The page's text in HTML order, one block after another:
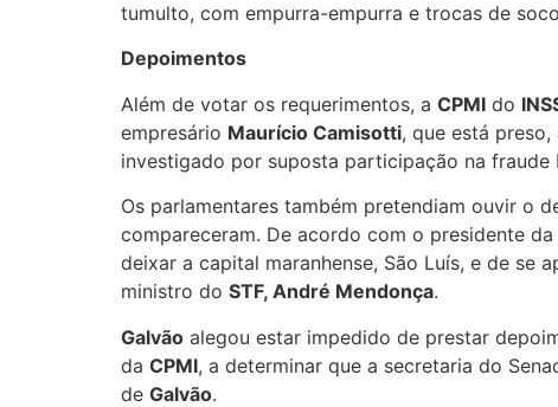
tumulto, com empurra-empurra e trocas de
Depoimentos
Além de votar os requerimentos, a CPMI do
empresário Maurício Camisotti, que está
investigado por suposta participação na fraude
Os parlamentares também pretendiam ouvir o
compareceram. De acordo com o presidente
deixar a capital maranhense, São Luís, e de se
ministro do STF, André Mendonça.
Galvão alegou estar impedido de prestar
da CPMI, a determinar que a secretaria do
de Galvão.